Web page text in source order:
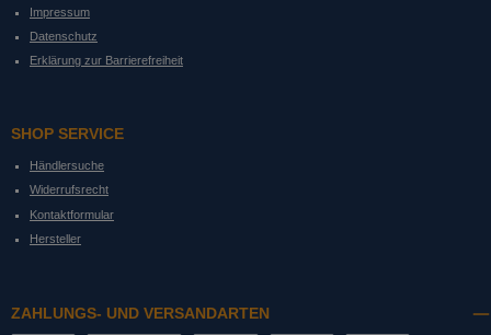
Impressum
Datenschutz
Erklärung zur Barrierefreiheit
SHOP SERVICE
Händlersuche
Widerrufsrecht
Kontaktformular
Hersteller
ZAHLUNGS- UND VERSANDARTEN